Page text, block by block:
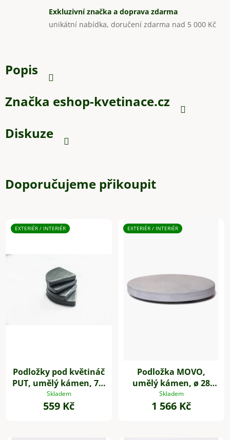
Exkluzivní značka a doprava zdarma
unikátní nabídka, doručení zdarma nad 5 000 Kč
Popis
Značka eshop-kvetinace.cz
Diskuze
Doporučujeme přikoupit
EXTERIÉR / INTERIÉR
Podložky pod květináč
PUT, umělý kámen, 7 x
7 cm, 4-set, šedé
Skladem
559 Kč
EXTERIÉR / INTERIÉR
Podložka MOVO,
umělý kámen, ø 28
cm, šedá
Skladem
1 566 Kč